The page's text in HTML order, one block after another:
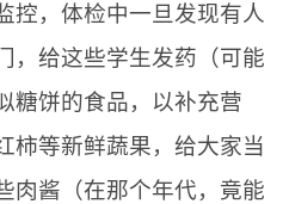
控，体检中一旦发现有人
，给这些学生发药（可能
糖饼的食品，以补充营
柿等新鲜蔬果，给大家当
肉酱（在那个年代，竟能